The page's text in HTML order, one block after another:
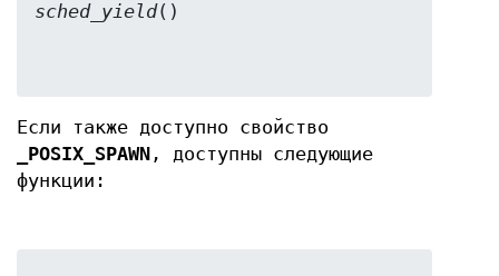
sched_yield
Если также доступно свойство
_POSIX_SPAWN , доступны следующие
функции: